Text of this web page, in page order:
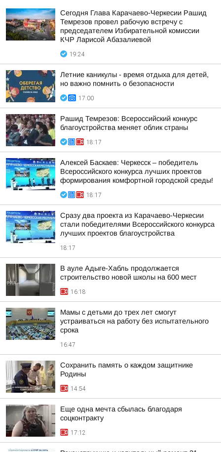
Сегодня Глава Карачаево-Черкесии Рашид
Темрезов провел рабочую встречу с
председателем Избирательной комиссии
КЧР Ларисой Абазалиевой
19:24
Летние каникулы - время отдыха для детей,
но важно помнить о безопасности
17:00
Рашид Темрезов: Всероссийский конкурс
благоустройства меняет облик страны
18:17
Алексей Баскаев: Черкесск – победитель
Всероссийского конкурса лучших проектов
формирования комфортной городской среды!
18:17
Сразу два проекта из Карачаево-Черкесии
стали победителями Всероссийского конкурса
лучших проектов благоустройства
18:17
В ауле Адыге-Хабль продолжается
строительство новой школы на 600 мест
16:18
Мамы с детьми до трех лет смогут
устраиваться на работу без испытательного
срока
16:47
Сохранить память о каждом защитнике
Родины
14:54
Еще одна мечта сбылась благодаря
соцконтракту
17:12